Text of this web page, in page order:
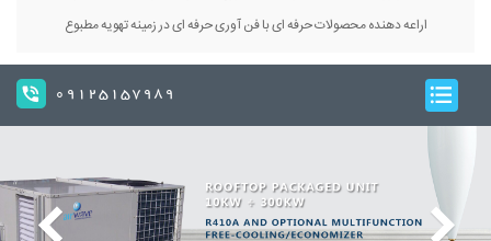
اراعه دهنده محصولات حرفه ای با فن آوری حرفه ای در زمینه تهویه مطبوع
09125157989